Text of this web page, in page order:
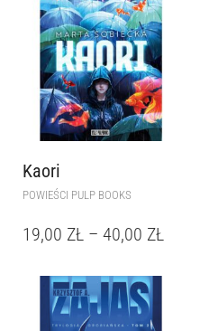
Kaori
POWIEŚCI PULP BOOKS
19,00 ZŁ – 40,00 ZŁ